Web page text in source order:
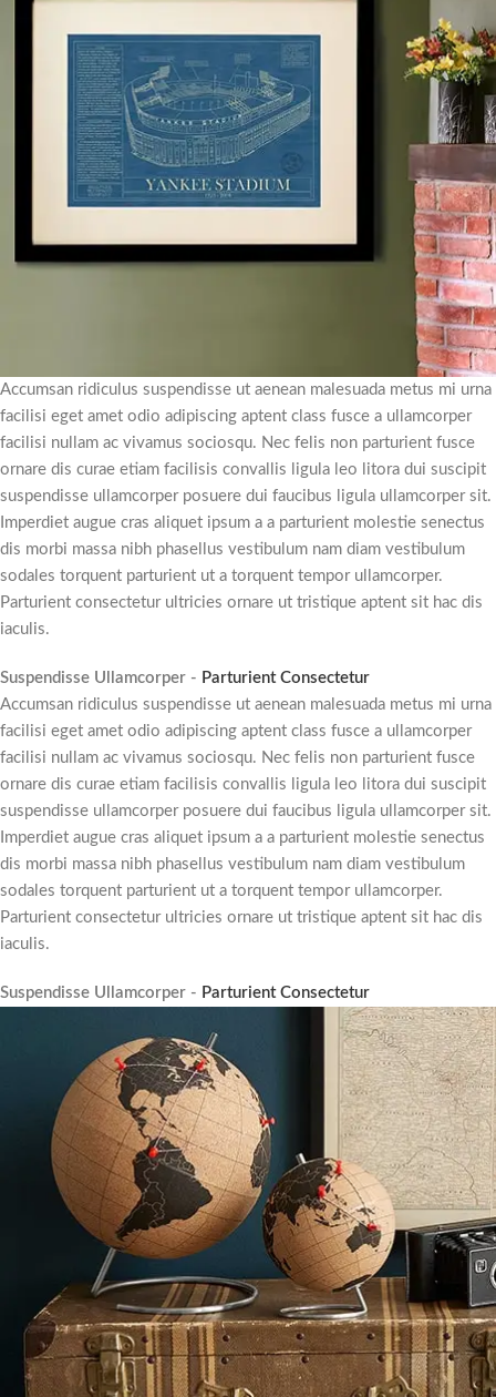
Accumsan ridiculus suspendisse ut aenean malesuada metus mi urna
facilisi eget amet odio adipiscing aptent class fusce a ullamcorper
facilisi nullam ac vivamus sociosqu. Nec felis non parturient fusce
ornare dis curae etiam facilisis convallis ligula leo litora dui suscipit
suspendisse ullamcorper posuere dui faucibus ligula ullamcorper sit.
Imperdiet augue cras aliquet ipsum a a parturient molestie senectus
dis morbi massa nibh phasellus vestibulum nam diam vestibulum
sodales torquent parturient ut a torquent tempor ullamcorper.
Parturient consectetur ultricies ornare ut tristique aptent sit hac dis
iaculis.
Suspendisse Ullamcorper - Parturient Consectetur
Accumsan ridiculus suspendisse ut aenean malesuada metus mi urna
facilisi eget amet odio adipiscing aptent class fusce a ullamcorper
facilisi nullam ac vivamus sociosqu. Nec felis non parturient fusce
ornare dis curae etiam facilisis convallis ligula leo litora dui suscipit
suspendisse ullamcorper posuere dui faucibus ligula ullamcorper sit.
Imperdiet augue cras aliquet ipsum a a parturient molestie senectus
dis morbi massa nibh phasellus vestibulum nam diam vestibulum
sodales torquent parturient ut a torquent tempor ullamcorper.
Parturient consectetur ultricies ornare ut tristique aptent sit hac dis
iaculis.
Suspendisse Ullamcorper - Parturient Consectetur